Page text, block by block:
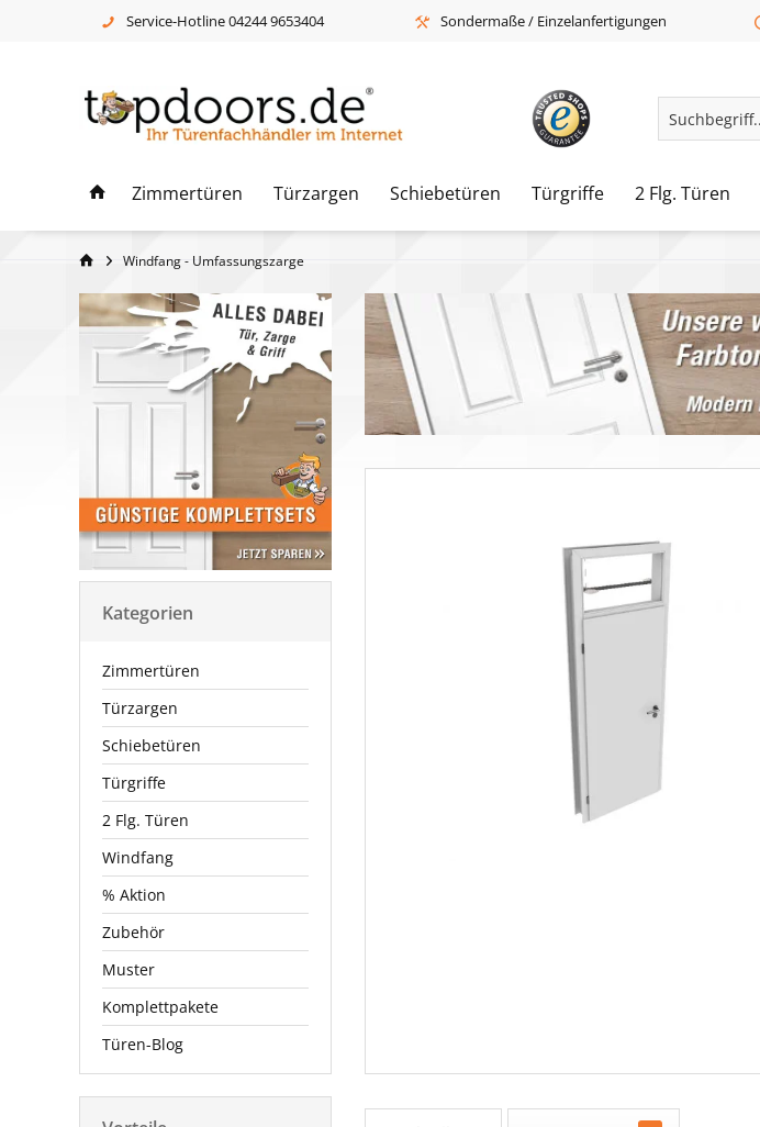
Service-Hotline 04244 9653404 Sondermaße / Einzelanfertigungen
Zimmertüren Türzargen Schiebetüren Türgriffe 2 Flg. Türen
Windfang - Umfassungszarge
Kategorien
Zimmertüren
Türzargen
Schiebetüren
Türgriffe
2 Flg. Türen
Windfang
% Aktion
Zubehör
Muster
Komplettpakete
Türen-Blog